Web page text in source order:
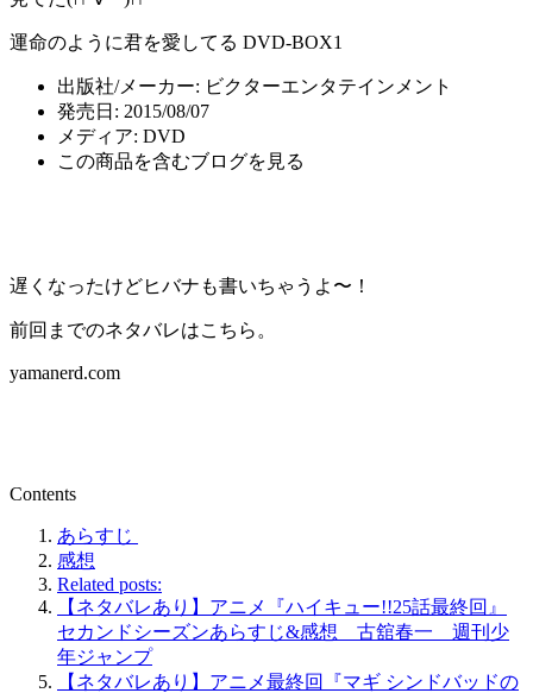
運命のように君を愛してる DVD-BOX1
出版社/メーカー: ビクターエンタテインメント
発売日: 2015/08/07
メディア: DVD
この商品を含むブログを見る
遅くなったけどヒバナも書いちゃうよ〜！
前回までのネタバレはこちら。
yamanerd.com
Contents
あらすじ
感想
Related posts:
【ネタバレあり】アニメ『ハイキュー!!25話最終回』
セカンドシーズンあらすじ&感想 古舘春一 週刊少
年ジャンプ
【ネタバレあり】アニメ最終回『マギ シンドバッドの